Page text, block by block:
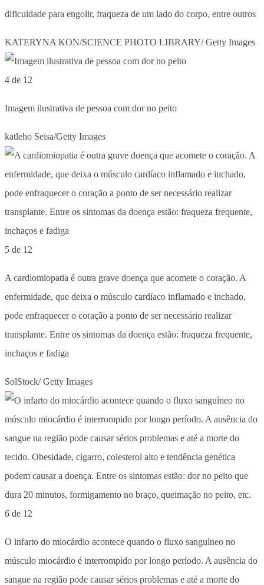
dificuldade para engolir, fraqueza de um lado do corpo, entre outros
KATERYNA KON/SCIENCE PHOTO LIBRARY/ Getty Images
4 de 12
Imagem ilustrativa de pessoa com dor no peito
katleho Seisa/Getty Images
5 de 12
A cardiomiopatia é outra grave doença que acomete o coração. A
enfermidade, que deixa o músculo cardíaco inflamado e inchado,
pode enfraquecer o coração a ponto de ser necessário realizar
transplante. Entre os sintomas da doença estão: fraqueza frequente,
inchaços e fadiga
SolStock/ Getty Images
6 de 12
O infarto do miocárdio acontece quando o fluxo sanguíneo no
músculo miocárdio é interrompido por longo período. A ausência do
sangue na região pode causar sérios problemas e até a morte do